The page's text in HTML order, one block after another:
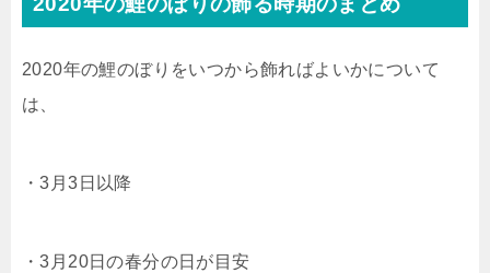
2020年の鯉のぼりをいつから飾ればよいかについて
は、
・3月3日以降
・3月20日の春分の日が目安